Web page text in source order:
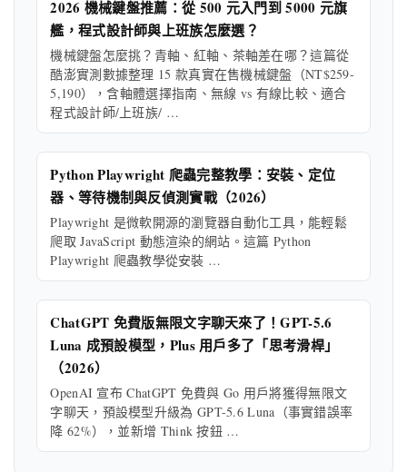
2026 機械鍵盤推薦：從 500 元入門到 5000 元旗
艦，程式設計師與上班族怎麼選？
機械鍵盤怎麼挑？青軸、紅軸、茶軸差在哪？這篇從
酷澎實測數據整理 15 款真實在售機械鍵盤（NT$259-
5,190），含軸體選擇指南、無線 vs 有線比較、適合
程式設計師/上班族/ …
Python Playwright 爬蟲完整教學：安裝、定位
器、等待機制與反偵測實戰（2026）
Playwright 是微軟開源的瀏覽器自動化工具，能輕鬆
爬取 JavaScript 動態渲染的網站。這篇 Python
Playwright 爬蟲教學從安裝 …
ChatGPT 免費版無限文字聊天來了！GPT-5.6
Luna 成預設模型，Plus 用戶多了「思考滑桿」
（2026）
OpenAI 宣布 ChatGPT 免費與 Go 用戶將獲得無限文
字聊天，預設模型升級為 GPT-5.6 Luna（事實錯誤率
降 62%），並新增 Think 按鈕 …